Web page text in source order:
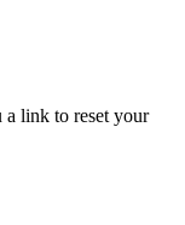
a link to reset your